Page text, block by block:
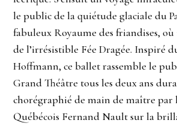
le public de la quiétude glaciale du
fabuleux Royaume des friandises,
de l’irrésistible Fée Dragée. Inspiré
Hoffmann, ce ballet rassemble le
Grand Théâtre tous les deux ans
chorégraphié de main de maître par
Québécois Fernand Nault sur la